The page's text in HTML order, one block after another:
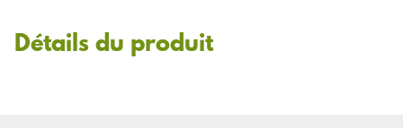
Détails du produit